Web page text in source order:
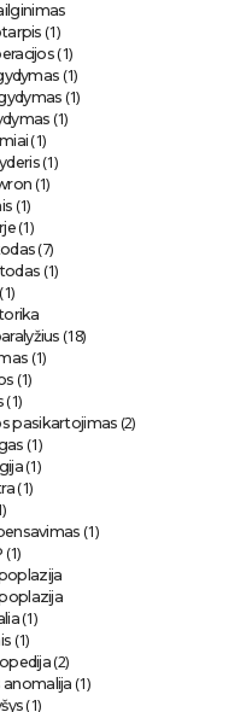
(1)
(1)
(1)
(1)
(1)
(1)
(1)
(1)
(1)
(1)
(7)
(1)
(1)
(18)
(1)
(1)
(1)
pasikartojimas (2)
(1)
(1)
(1)
(1)
(1)
(1)
(1)
(2)
(1)
(1)